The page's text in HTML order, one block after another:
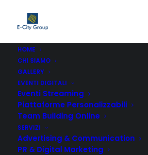
HOME
CHI SIAMO
GALLERY
EVENTI DIGITALI
Eventi Streaming
Piattaforme Personalizzabili
Team Building Online
SERVIZI
Advertising & Communication
PR & Digital Marketing
Home
Team building aziendale a Milano: idee,
team-building-online